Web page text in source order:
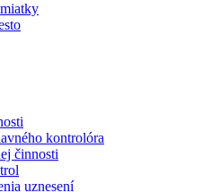
kontrolóra
činnosti
uznesení